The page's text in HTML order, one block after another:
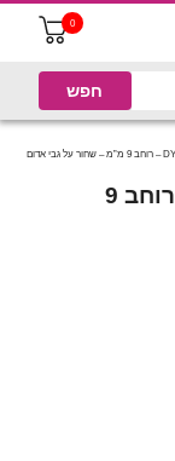
0
סרט D1 למכשירי תוויות DYMO – רוחב 9